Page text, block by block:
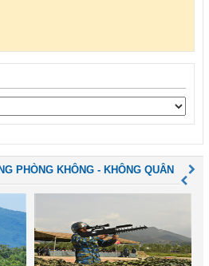
PHÒNG KHÔNG - KHÔNG QUÂN